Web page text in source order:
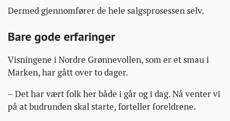
Dermed gjennomfører de hele salgsprosessen selv.
Bare gode erfaringer
Visningene i Nordre Grønnevollen, som er et smau i
Marken, har gått over to dager.
– Det har vært folk her både i går og i dag. Nå venter vi
på at budrunden skal starte, forteller foreldrene.